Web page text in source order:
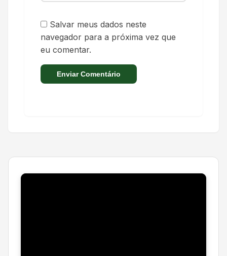
Salvar meus dados neste
navegador para a próxima vez que
eu comentar.